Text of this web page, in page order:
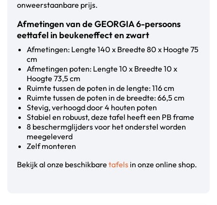
onweerstaanbare prijs.
Afmetingen van de GEORGIA 6-persoons
eettafel in beukeneffect en zwart
Afmetingen: Lengte 140 x Breedte 80 x Hoogte 75
cm
Afmetingen poten: Lengte 10 x Breedte 10 x
Hoogte 73,5 cm
Ruimte tussen de poten in de lengte: 116 cm
Ruimte tussen de poten in de breedte: 66,5 cm
Stevig, verhoogd door 4 houten poten
Stabiel en robuust, deze tafel heeft een PB frame
8 beschermglijders voor het onderstel worden
meegeleverd
Zelf monteren
Bekijk al onze beschikbare tafels in onze online shop.